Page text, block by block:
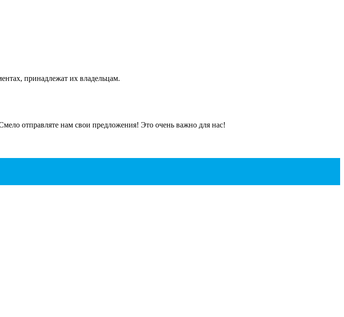
принадлежат их владельцам.
отправляте нам свои предложения! Это очень важно для нас!